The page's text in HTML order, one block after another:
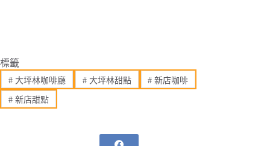
標籤
#大坪林咖啡廳 #大坪林甜點 # 新店咖啡
#新店甜點